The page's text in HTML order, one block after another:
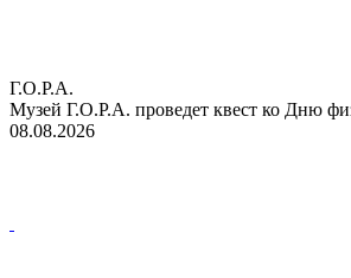
Г.О.Р.А.
Музей Г.О.Р.А. проведет квест ко Дню
08.08.2026